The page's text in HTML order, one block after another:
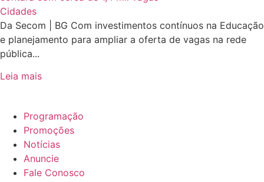
Cidades
Da Secom | BG Com investimentos contínuos na Educação
e planejamento para ampliar a oferta de vagas na rede
pública...
Leia mais
Programação
Promoções
Notícias
Anuncie
Fale Conosco